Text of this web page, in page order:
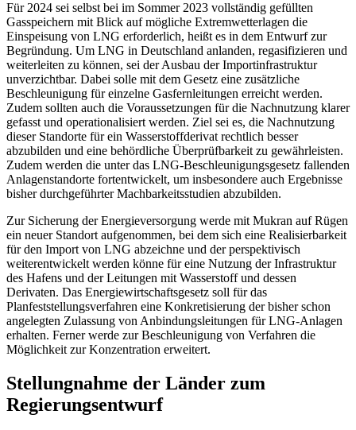
Für 2024 sei selbst bei im Sommer 2023 vollständig gefüllten
Gasspeichern mit Blick auf mögliche Extremwetterlagen die
Einspeisung von LNG erforderlich, heißt es in dem Entwurf zur
Begründung. Um LNG in Deutschland anlanden, regasifizieren und
weiterleiten zu können, sei der Ausbau der Importinfrastruktur
unverzichtbar. Dabei solle mit dem Gesetz eine zusätzliche
Beschleunigung für einzelne Gasfernleitungen erreicht werden.
Zudem sollten auch die Voraussetzungen für die Nachnutzung klarer
gefasst und operationalisiert werden. Ziel sei es, die Nachnutzung
dieser Standorte für ein Wasserstoffderivat rechtlich besser
abzubilden und eine behördliche Überprüfbarkeit zu gewährleisten.
Zudem werden die unter das LNG-Beschleunigungsgesetz fallenden
Anlagenstandorte fortentwickelt, um insbesondere auch Ergebnisse
bisher durchgeführter Machbarkeitsstudien abzubilden.
Zur Sicherung der Energieversorgung werde mit Mukran auf Rügen
ein neuer Standort aufgenommen, bei dem sich eine Realisierbarkeit
für den Import von LNG abzeichne und der perspektivisch
weiterentwickelt werden könne für eine Nutzung der Infrastruktur
des Hafens und der Leitungen mit Wasserstoff und dessen
Derivaten. Das Energiewirtschaftsgesetz soll für das
Planfeststellungsverfahren eine Konkretisierung der bisher schon
angelegten Zulassung von Anbindungsleitungen fürLNG-Anlagen
erhalten. Ferner werde zur Beschleunigung von Verfahren die
Möglichkeit zur Konzentration erweitert.
Stellungnahme der Länder zum
Regierungsentwurf